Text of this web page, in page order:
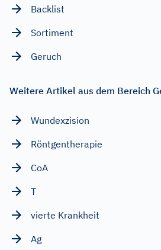
Backlist
Sortiment
Geruch
Weitere Artikel aus dem Bereich
Wundexzision
Röntgentherapie
CoA
T
vierte Krankheit
Ag